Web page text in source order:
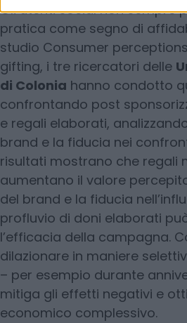
Gli utenti social non sempre
pratica come segno di
studio Consumer
gifting, i tre ricercatori delle
di Colonia hanno condotto
confrontando post
e regali elaborati,
brand e la fiducia nei
risultati mostrano che regali
aumentano il valore
del brand e la fiducia
profluvio di doni elaborati
l’efficacia della campagna.
dilazionare in maniere
– per esempio durante
mitiga gli effetti negativi e
economico complessivo.